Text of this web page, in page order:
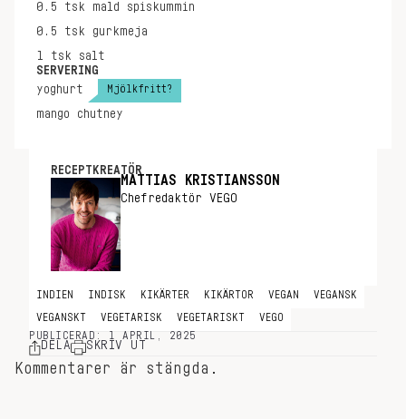
0.5 tsk
mald spiskummin
0.5 tsk
gurkmeja
1 tsk
salt
SERVERING
yoghurt
Mjölkfritt?
mango chutney
RECEPTKREATÖR
MATTIAS KRISTIANSSON
Chefredaktör VEGO
INDIEN INDISK KIKÄRTER KIKÄRTOR VEGAN VEGANSK
VEGANSKT VEGETARISK VEGETARISKT
VEGO
PUBLICERAD: 1 APRIL, 2025
DELA SKRIV UT
Kommentarer är stängda.